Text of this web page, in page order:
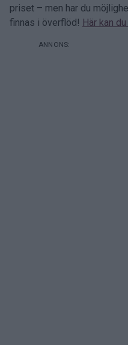
priset – men har du
finnas i överflöd! Här kan